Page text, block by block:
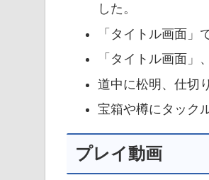
した。
「タイトル画面」
「タイトル画面」
道中に松明、仕切
宝箱や樽にタック
プレイ動画